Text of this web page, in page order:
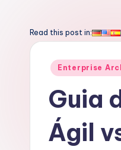
o
Read this post in:
Posted
Enterprise
Guia
Ágil